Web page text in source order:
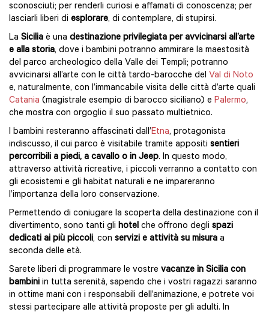
sconosciuti; per renderli curiosi e affamati di conoscenza; per
lasciarli liberi di esplorare, di contemplare, di stupirsi.
La Sicilia è una destinazione privilegiata per avvicinarsi all’arte
e alla storia, dove i bambini potranno ammirare la maestosità
del parco archeologico della Valle dei Templi; potranno
avvicinarsi all’arte con le città tardo-barocche del Val di Noto
e, naturalmente, con l’immancabile visita delle città d’arte quali
Catania (magistrale esempio di barocco siciliano) e Palermo,
che mostra con orgoglio il suo passato multietnico.
I bambini resteranno affascinati dall’Etna, protagonista
indiscusso, il cui parco è visitabile tramite appositi sentieri
percorribili a piedi, a cavallo o in Jeep. In questo modo,
attraverso attività ricreative, i piccoli verranno a contatto con
gli ecosistemi e gli habitat naturali e ne impareranno
l’importanza della loro conservazione.
Permettendo di coniugare la scoperta della destinazione con il
divertimento, sono tanti gli hotel che offrono degli spazi
dedicati ai più piccoli, con servizi e attività su misura a
seconda delle età.
Sarete liberi di programmare le vostre vacanze in Sicilia con
bambini in tutta serenità, sapendo che i vostri ragazzi saranno
in ottime mani con i responsabili dell’animazione, e potrete voi
stessi partecipare alle attività proposte per gli adulti. In